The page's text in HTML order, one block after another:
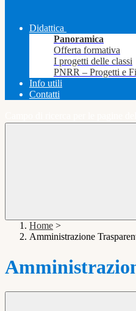
Didattica
Panoramica
Offerta formativa
I progetti delle classi
PNRR – Progetti e
Info utili
Contatti
Home >
Amministrazione